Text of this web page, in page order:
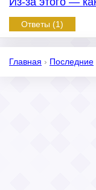
Ответы (1)
Главная › Последние